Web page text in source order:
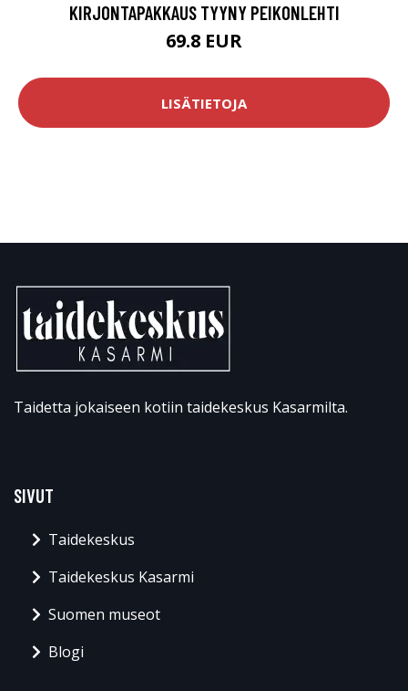
KIRJONTAPAKKAUS TYYNY PEIKONLEHTI
69.8 EUR
LISÄTIETOJA
Taidetta jokaiseen kotiin taidekeskus Kasarmilta.
SIVUT
Taidekeskus
Taidekeskus Kasarmi
Suomen museot
Blogi